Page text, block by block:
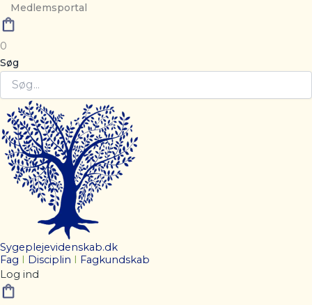
Medlemsportal
0
Søg
Sygeplejevidenskab.dk
Fag I Disciplin I Fagkundskab
Log ind